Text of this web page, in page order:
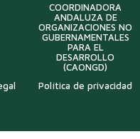
COORDINADORA
ANDALUZA DE
ORGANIZACIONES NO
GUBERNAMENTALES
PARA EL
DESARROLLO
(CAONGD)
Política de privacidad